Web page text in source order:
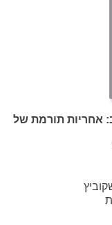
אחריות תורמת של